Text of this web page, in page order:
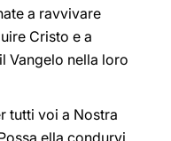
a ravvivare
Cristo e a
Vangelo nella loro
tutti voi a Nostra
ella condurvi,